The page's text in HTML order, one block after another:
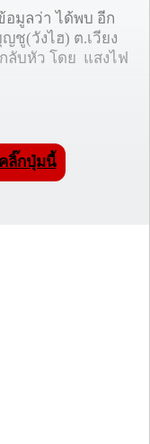
อมูลว่า ได้พบ อีก
ชู(วังไฮ) ต.เวียง
ลับหัว โดย แสงไฟ
ลิ๊กปุ่มนี้